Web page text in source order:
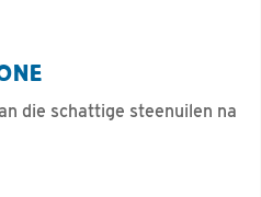
die schattige steenuilen na